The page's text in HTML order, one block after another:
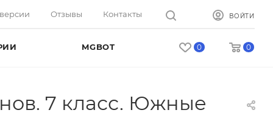
Отзывы Контакты ВОЙТИ
0 0
MGBOT
7 класс. Южные